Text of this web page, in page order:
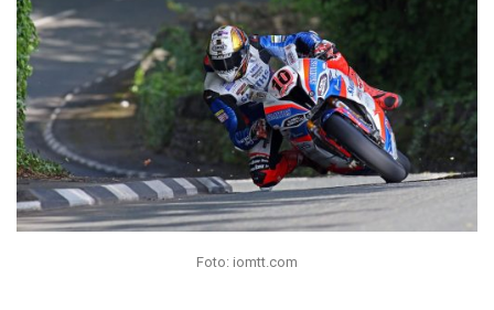
Foto: iomtt.com